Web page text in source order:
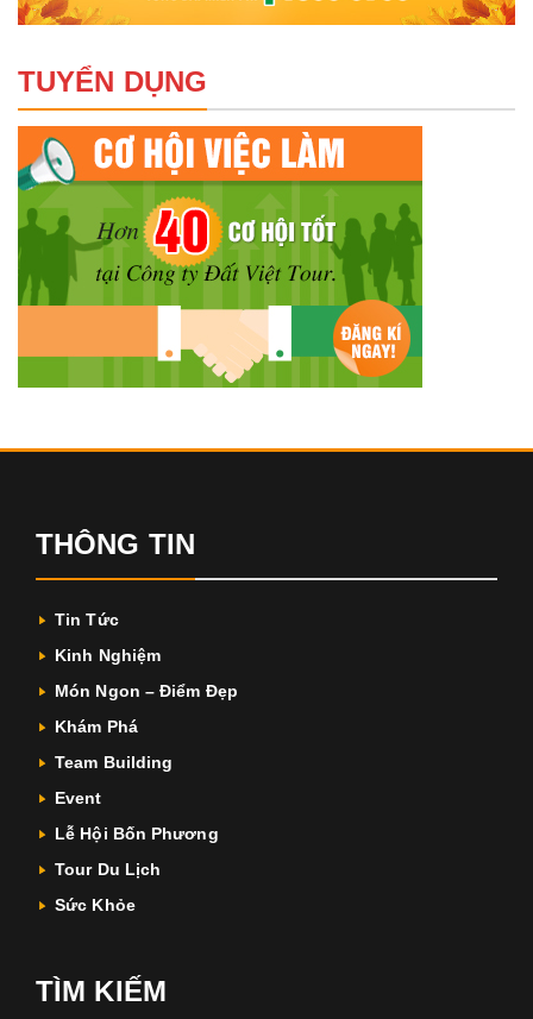
TUYỂN DỤNG
THÔNG TIN
Tin Tức
Kinh Nghiệm
Món Ngon – Điểm Đẹp
Khám Phá
Team Building
Event
Lễ Hội Bốn Phương
Tour Du Lịch
Sức Khỏe
TÌM KIẾM